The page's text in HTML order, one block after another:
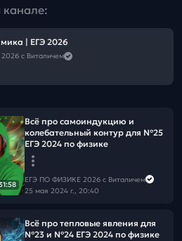
канале:
| ЕГЭ 2026
с Виталичем
Всё про самоиндукцию и
колебательный контур для №25
ЕГЭ 2024 по физике
ЕГЭ ПО ФИЗИКЕ 2026 с Виталичем
25 мая 2024 г., 20:40
Всё про тепловые явления для
№23 и №24 ЕГЭ 2024 по физике